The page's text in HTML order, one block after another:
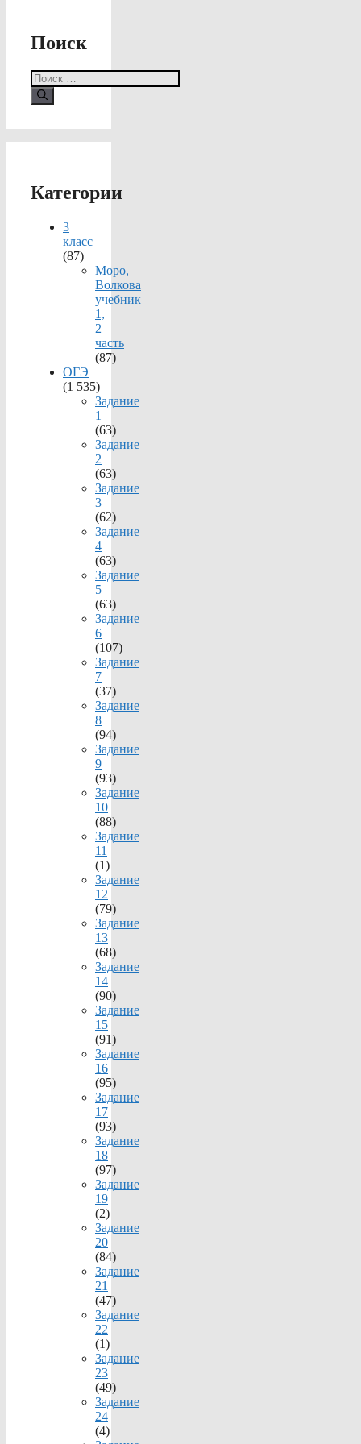
Поиск
Поиск:
Категории
3
класс
(87)
Моро,
Волкова
учебник
1,
2
часть
(87)
ОГЭ
(1 535)
Задание
1
(63)
Задание
2
(63)
Задание
3
(62)
Задание
4
(63)
Задание
5
(63)
Задание
6
(107)
Задание
7
(37)
Задание
8
(94)
Задание
9
(93)
Задание
10
(88)
Задание
11
(1)
Задание
12
(79)
Задание
13
(68)
Задание
14
(90)
Задание
15
(91)
Задание
16
(95)
Задание
17
(93)
Задание
18
(97)
Задание
19
(2)
Задание
20
(84)
Задание
21
(47)
Задание
22
(1)
Задание
23
(49)
Задание
24
(4)